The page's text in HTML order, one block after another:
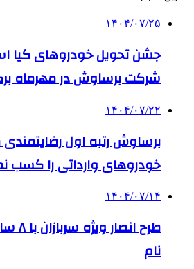
۱۴۰۴/۰۷/۲۵
جشن تحویل خودروهای کیا
شرکت برساوش در مهرماه
۱۴۰۴/۰۷/۲۲
برساوش رتبه اول
خودروهای وارداتی را کسب
۱۴۰۴/۰۷/۱۴
طرح
نام